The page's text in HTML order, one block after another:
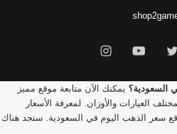
تويتر يوتيوبانستقرام
السعودية؟ يمكنك الآن متابعة موقع مميز
العيارات والأوزان. لمعرفة الأسعار
سعر الذهب اليوم في السعودية. ستجد هناك